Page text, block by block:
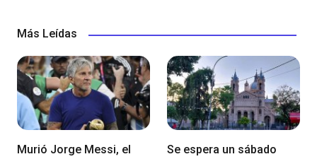
Más Leídas
Murió Jorge Messi, el
Se espera un sábado